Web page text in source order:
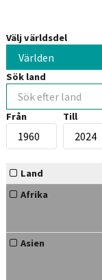
Välj världsdel
Världen
Sök land
Från Till
Land
Afrika
Asien